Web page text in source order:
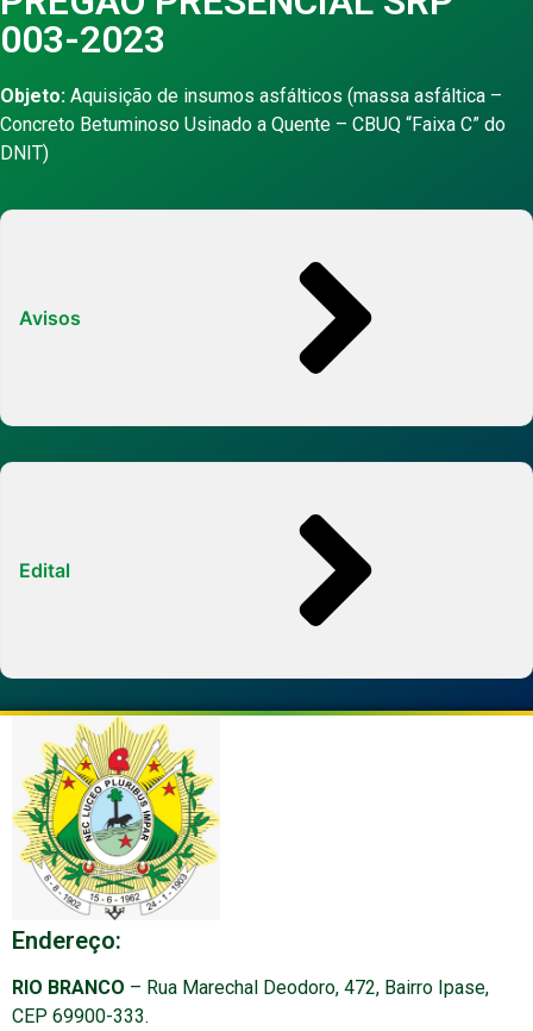
003-2023
Objeto: Aquisição de insumos asfálticos (massa asfáltica –
Concreto Betuminoso Usinado a Quente – CBUQ “Faixa C” do
DNIT)
Avisos
Edital
Endereço:
RIO BRANCO – Rua Marechal Deodoro, 472, Bairro Ipase,
CEP 69900-333.